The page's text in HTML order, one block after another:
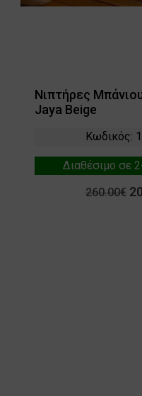
Νιπτήρες
Jaya Beige
Κωδικός:
Διαθέσιμο σε
260.00€